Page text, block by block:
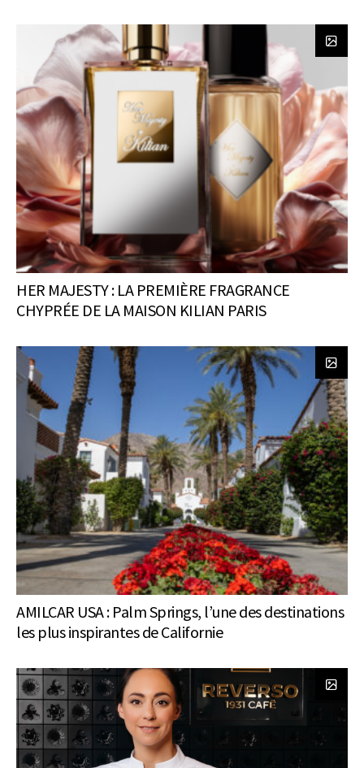
HER MAJESTY : LA PREMIÈRE FRAGRANCE
CHYPRÉE DE LA MAISON KILIAN PARIS
AMILCAR USA : Palm Springs, l’une des destinations
les plus inspirantes de Californie